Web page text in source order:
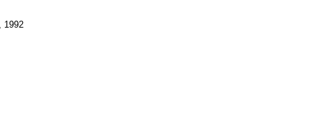
1992